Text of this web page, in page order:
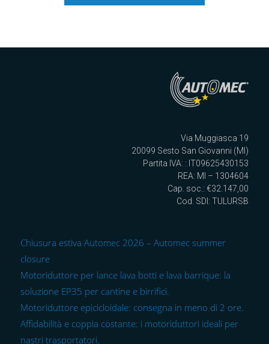
Via Muggiasca 19
20099 Sesto San Giovanni (MI)
Partita IVA: : IT09625430153
REA: MI – 1304604
Cap. soc.: €32.147,00
Cod. SDI: TULURSB
Chiusura estiva Automec 2026 – Automec summer
closure
Motoriduttore per lance lava botti e lava barrique: la
soluzione EP35 per cantine e birrifici.
Motoriduttore epicicloidale: consegna in meno di 2 ore.
Affidabilità e coppia costante: i motoriduttori ideali per
nastri trasportatori.